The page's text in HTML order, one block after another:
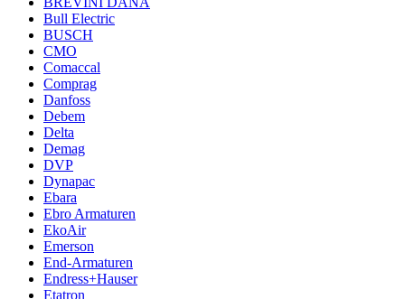
Bull Electric
BUSCH
CMO
Comaccal
Comprag
Danfoss
Debem
Delta
Demag
DVP
Dynapac
Ebara
Ebro Armaturen
EkoAir
Emerson
End-Armaturen
Endress+Hauser
Etatron